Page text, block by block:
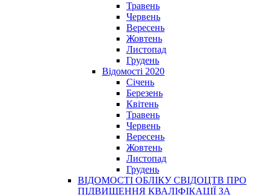
Травень
Червень
Вересень
Жовтень
Листопад
Грудень
Відомості 2020
Січень
Березень
Квітень
Травень
Червень
Вересень
Жовтень
Листопад
Грудень
ВІДОМОСТІ ОБЛІКУ СВІДОЦТВ ПРО
ПІДВИЩЕННЯ КВАЛІФІКАЦІЇ ЗА